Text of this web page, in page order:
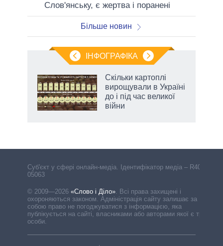
Слов'янську, є жертва і поранені
Більше новин
ІНФОГРАФІКА
Скільки картоплі
вирощували в Україні
до і під час великої
війни
Cуб'єкт у сфері онлайн-медіа. Ідентифікатор медіа – R40-
05063
© 2009—2026 «Слово і Діло». Всі права захищені і
охороняються законом. Адміністрація сайту залишає за
собою право не погоджуватися з інформацією, яка
публікується на сайті, власниками або авторами якої є треті
особи.